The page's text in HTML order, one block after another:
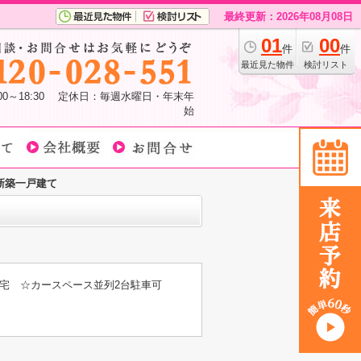
最終更新：2026年08月08日
01件
最近見た物件
00件
検討リスト
～18:30 定休日：毎週水曜日・年末年
始
一戸建て
☆カースペース並列2台駐車可